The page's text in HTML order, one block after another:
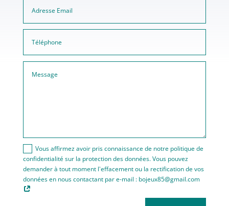
Vous affirmez avoir pris connaissance de notre politique de
confidentialité sur la protection des données. Vous pouvez
demander à tout moment l'effacement ou la rectification de vos
données en nous contactant par e-mail : bojeux85@gmail.com